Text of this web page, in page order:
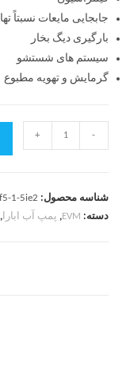
جابجایی مایعات نسبتاً
بارگیری دیگ بخار
سیستم های شستشو
گرمایش و تهویه مطبوع
-
+
شناسه محصول: 1-5ie2
دسته: EVM
, پمپ آب ابارا,